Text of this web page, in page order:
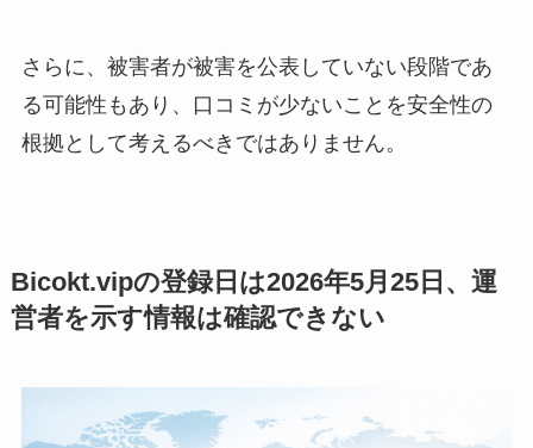
さらに、被害者が被害を公表していない段階であ
る可能性もあり、口コミが少ないことを安全性の
根拠として考えるべきではありません。
Bicokt.vipの登録日は2026年5月25日、運
営者を示す情報は確認できない